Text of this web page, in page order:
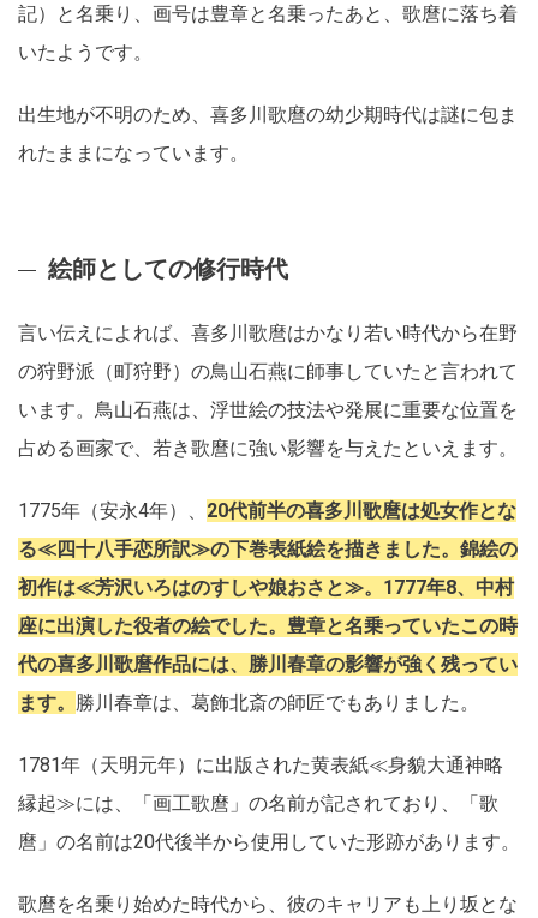
記）と名乗り、画号は豊章と名乗ったあと、歌麿に落ち着
いたようです。
出生地が不明のため、喜多川歌麿の幼少期時代は謎に包ま
れたままになっています。
絵師としての修行時代
言い伝えによれば、喜多川歌麿はかなり若い時代から在野
の狩野派（町狩野）の鳥山石燕に師事していたと言われて
います。鳥山石燕は、浮世絵の技法や発展に重要な位置を
占める画家で、若き歌麿に強い影響を与えたといえます。
1775年（安永4年）、 20代前半の喜多川歌麿は処女作とな
る≪四十八手恋所訳≫の下巻表紙絵を描きました。錦絵の
初作は≪芳沢いろはのすしや娘おさと≫。1777年8、中村
座に出演した役者の絵でした。豊章と名乗っていたこの時
代の喜多川歌麿作品には、勝川春章の影響が強く残ってい
ます。 勝川春章は、葛飾北斎の師匠でもありました。
1781年（天明元年）に出版された黄表紙≪身貌大通神略
縁起≫には、「画工歌麿」の名前が記されており、「歌
麿」の名前は20代後半から使用していた形跡があります。
歌麿を名乗り始めた時代から、彼のキャリアも上り坂とな